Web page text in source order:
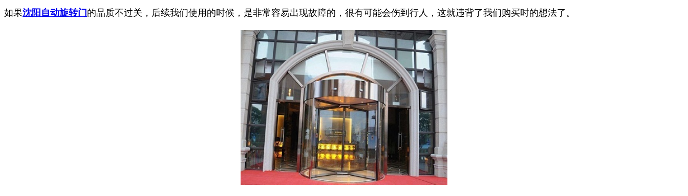
如果沈阳自动旋转门的品质不过关，后续我们使用的时候，是非常容易出现故障的，很有可能会伤到行人，这就违背了我们购买时的想法了。